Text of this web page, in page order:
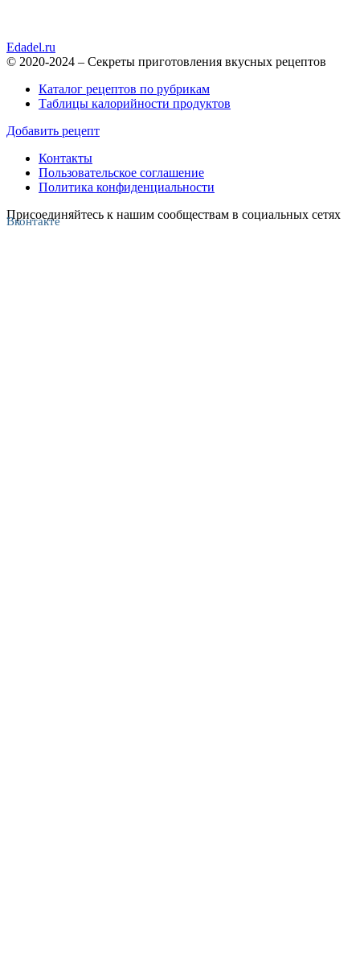
Edadel.ru
© 2020-2024 – Секреты приготовления вкусных рецептов
Каталог рецептов по рубрикам
Таблицы калорийности продуктов
Добавить рецепт
Контакты
Пользовательское соглашение
Политика конфиденциальности
Присоединяйтесь к нашим сообществам в социальных сетях
Вконтакте